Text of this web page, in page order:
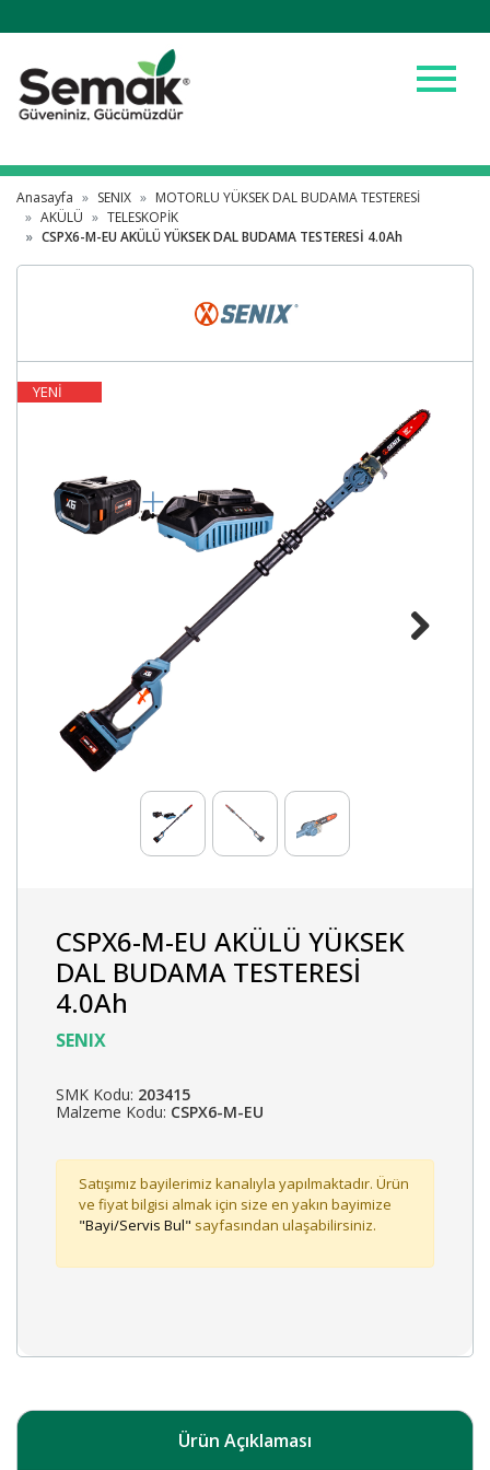
menu
Anasayfa SENIX
MOTORLU YÜKSEK DAL BUDAMA TESTERESİ
AKÜLÜ
TELESKOPİK
CSPX6-M-EU AKÜLÜ YÜKSEK DAL BUDAMA TESTERESİ 4.0Ah
YENİ
CSPX6-M-EU AKÜLÜ YÜKSEK
DAL BUDAMA TESTERESİ
4.0Ah
SENIX
SMK Kodu: 203415
Malzeme Kodu: CSPX6-M-EU
Satışımız bayilerimiz kanalıyla yapılmaktadır. Ürün
ve fiyat bilgisi almak için size en yakın bayimize
"Bayi/Servis Bul" sayfasından ulaşabilirsiniz.
Ürün Açıklaması